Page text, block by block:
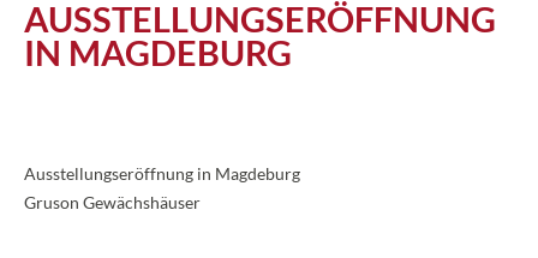
Katalog
News
AUSSTELLUNGSERÖFFNUNG
IN MAGDEBURG
Ausstellungseröffnung in Magdeburg
Gruson Gewächshäuser